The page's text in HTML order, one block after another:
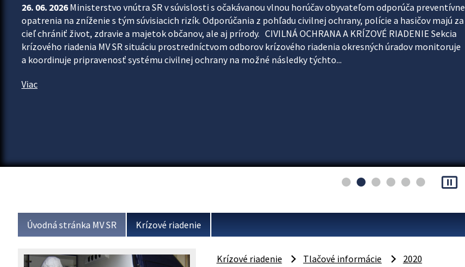
26. 06. 2026Ministerstvo vnútra SR v súvislosti s očakávanou vlnou horúčav obyvateľom odporúča preventívne
opatrenia na zníženie s tým súvisiacich rizík. Odporúčania z pohľadu civilnej ochrany, polície a hasičov majú za
cieľ chrániť život, zdravie a majetok občanov, ale aj prírody. CIVILNÁ OCHRANA A KRÍZOVÉ RIADENIE Sekcia
krízového riadenia MV SR situáciu prostredníctvom odborov krízového riadenia okresných úradov monitoruje
a koordinuje pripravenosť systému civilnej ochrany na možné následky týchto...
Viac
pause_presentation
Úvodná stránka MV SR Krízové riadenie
Krízové riadenie Tlačové informácie 2020